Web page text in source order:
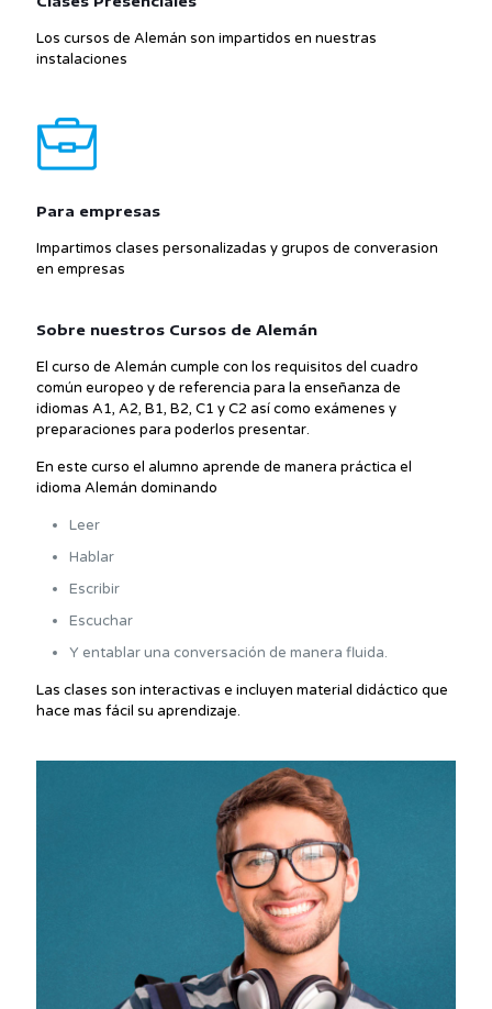
Los cursos de Alemán son impartidos en nuestras
instalaciones
Para empresas
Impartimos clases personalizadas y grupos de converasion
en empresas
Sobre nuestros Cursos de Alemán
El curso de Alemán cumple con los requisitos del cuadro
común europeo y de referencia para la enseñanza de
idiomas A1, A2, B1, B2, C1 y C2 así como exámenes y
preparaciones para poderlos presentar.
En este curso el alumno aprende de manera práctica el
idioma Alemán dominando
Leer
Hablar
Escribir
Escuchar
Y entablar una conversación de manera fluida.
Las clases son interactivas e incluyen material didáctico que
hace mas fácil su aprendizaje.